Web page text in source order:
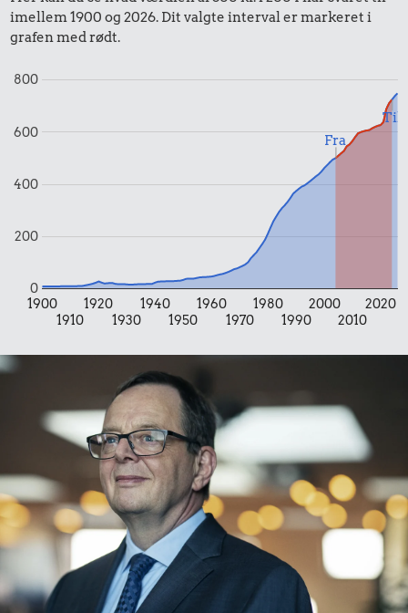
Sodavand
Biografbillet
6,10 kr.
100 g
flæskesvær
497 kr.
Samlet pris i 2004
Priser i 2024
imellem 1900 og 2026. Dit valgte interval er markeret i
grafen med rødt.
1900
1910
1920
1930
1940
1950
1960
1970
1980
1990
2000
2010
2020
0
200
400
600
800
Fra
Til